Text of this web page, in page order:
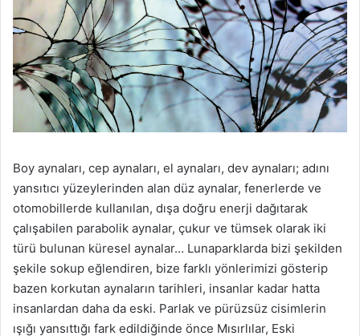
Boy aynaları, cep aynaları, el aynaları, dev aynaları; adını
yansıtıcı yüzeylerinden alan düz aynalar, fenerlerde ve
otomobillerde kullanılan, dışa doğru enerji dağıtarak
çalışabilen parabolik aynalar, çukur ve tümsek olarak iki
türü bulunan küresel aynalar… Lunaparklarda bizi şekilden
şekile sokup eğlendiren, bize farklı yönlerimizi gösterip
bazen korkutan aynaların tarihleri, insanlar kadar hatta
insanlardan daha da eski. Parlak ve pürüzsüz cisimlerin
ışığı yansıttığı fark edildiğinde önce Mısırlılar, Eski